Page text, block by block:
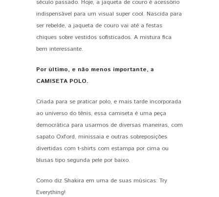
século passado. Hoje, a jaqueta de couro é acessório
indispensável para um visual super cool. Nascida para
ser rebelde, a jaqueta de couro vai até a festas
chiques sobre vestidos sofisticados. A mistura fica
bem interessante.
Por último, e não menos importante, a
CAMISETA POLO.
Criada para se praticar polo, e mais tarde incorporada
ao universo do tênis, essa camiseta é uma peça
democrática para usarmos de diversas maneiras, com
sapato Oxford, minissaia e outras sobreposições
divertidas com t-shirts com estampa por cima ou
blusas tipo segunda pele por baixo.
Como diz Shakira em uma de suas músicas: Try
Everything!